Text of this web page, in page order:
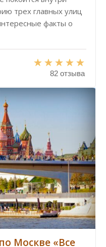
трех главных улиц
факты о
82 отзыва
Москве «Все